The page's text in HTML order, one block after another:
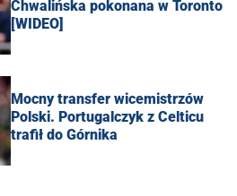
Chwalińska pokonana w Toronto
[WIDEO]
Mocny transfer wicemistrzów
Polski. Portugalczyk z Celticu
trafił do Górnika